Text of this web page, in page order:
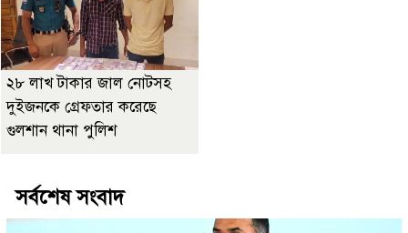
২৮ লাখ টাকার জাল নোটসহ
দুইজনকে গ্রেফতার করেছে
গুলশান থানা পুলিশ
সর্বশেষ সংবাদ